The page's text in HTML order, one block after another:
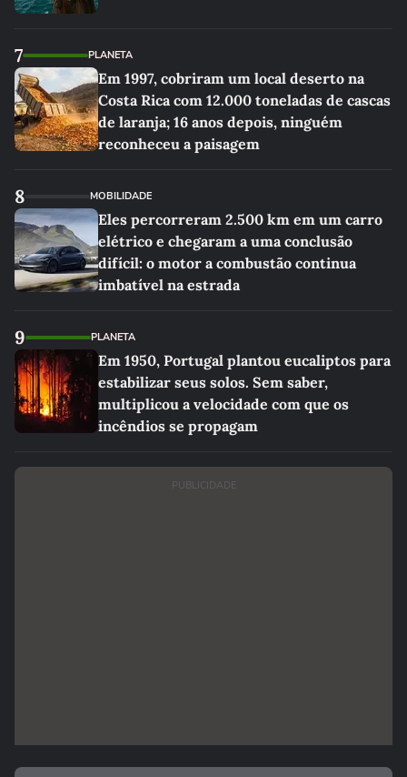
7 PLANETA
Em 1997, cobriram um local deserto na
Costa Rica com 12.000 toneladas de cascas
de laranja; 16 anos depois, ninguém
reconheceu a paisagem
8 MOBILIDADE
Eles percorreram 2.500 km em um carro
elétrico e chegaram a uma conclusão
difícil: o motor a combustão continua
imbatível na estrada
9 PLANETA
Em 1950, Portugal plantou eucaliptos para
estabilizar seus solos. Sem saber,
multiplicou a velocidade com que os
incêndios se propagam
PUBLICIDADE